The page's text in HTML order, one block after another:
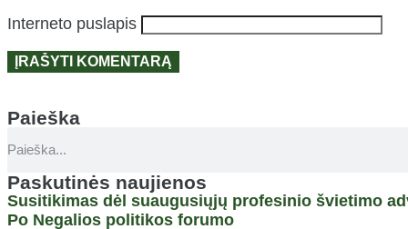
Interneto puslapis
Paieška
Paskutinės naujienos
Susitikimas dėl suaugusiųjų profesinio švietimo
Po Negalios politikos forumo